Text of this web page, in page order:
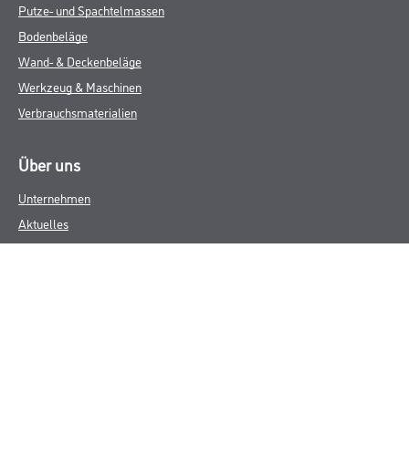
Putze- und Spachtelmassen
Bodenbeläge
Wand- & Deckenbeläge
Werkzeug & Maschinen
Verbrauchsmaterialien
Über uns
Unternehmen
Aktuelles
Services